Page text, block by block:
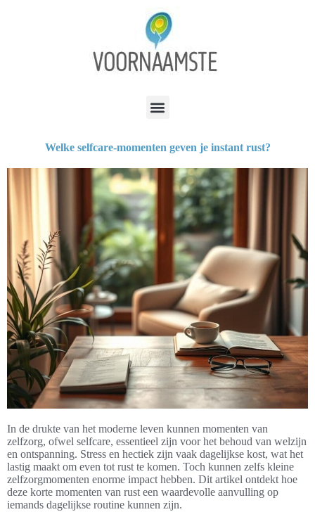
Welke selfcare-momenten geven je instant rust?
In de drukte van het moderne leven kunnen momenten van
zelfzorg, ofwel selfcare, essentieel zijn voor het behoud van welzijn
en ontspanning. Stress en hectiek zijn vaak dagelijkse kost, wat het
lastig maakt om even tot rust te komen. Toch kunnen zelfs kleine
zelfzorgmomenten enorme impact hebben. Dit artikel ontdekt hoe
deze korte momenten van rust een waardevolle aanvulling op
iemands dagelijkse routine kunnen zijn.